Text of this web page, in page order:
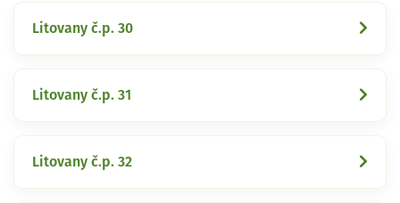
Litovany č.p. 30
Litovany č.p. 31
Litovany č.p. 32